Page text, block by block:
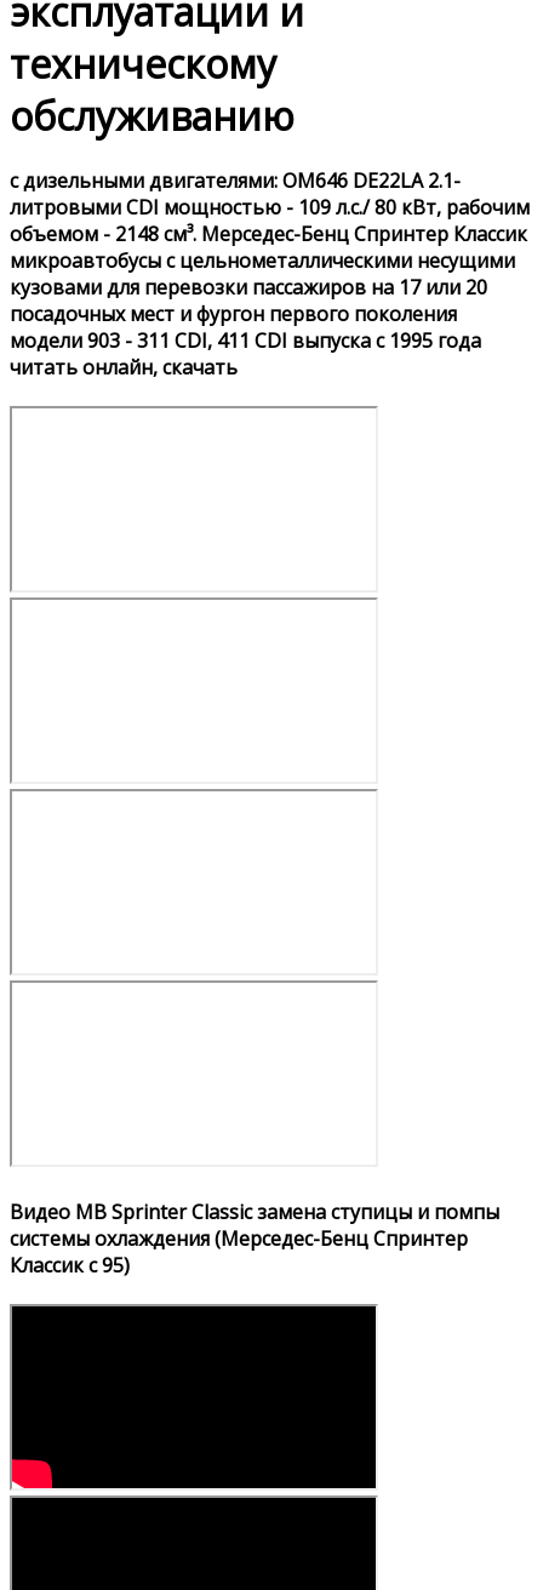
эксплуатации и
техническому
обслуживанию
с дизельными двигателями: OM646 DE22LA 2.1-
литровыми CDI мощностью - 109 л.с./ 80 кВт, рабочим
объемом - 2148 см³. Мерседес-Бенц Спринтер Классик
микроавтобусы с цельнометаллическими несущими
кузовами для перевозки пассажиров на 17 или 20
посадочных мест и фургон первого поколения
модели 903 - 311 CDI, 411 CDI выпуска с 1995 года
читать онлайн, скачать
Видео MB Sprinter Classic замена ступицы и помпы
системы охлаждения (Мерседес-Бенц Спринтер
Классик с 95)